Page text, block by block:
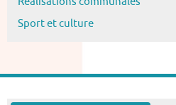
Sport et culture